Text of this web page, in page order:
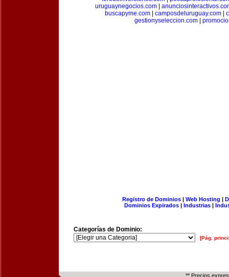
uruguaynegocios.com|
buscapyme.com
camposdeluruguay.com
gestionyseleccion.com|
Registro de Dominios| Web Hosting |
Dominios Expirados | Industrias |
Categorías de Dominio:
[Pág.
** Precios